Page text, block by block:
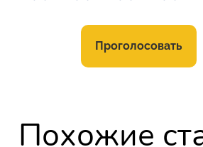
Проголосовать
Похожие